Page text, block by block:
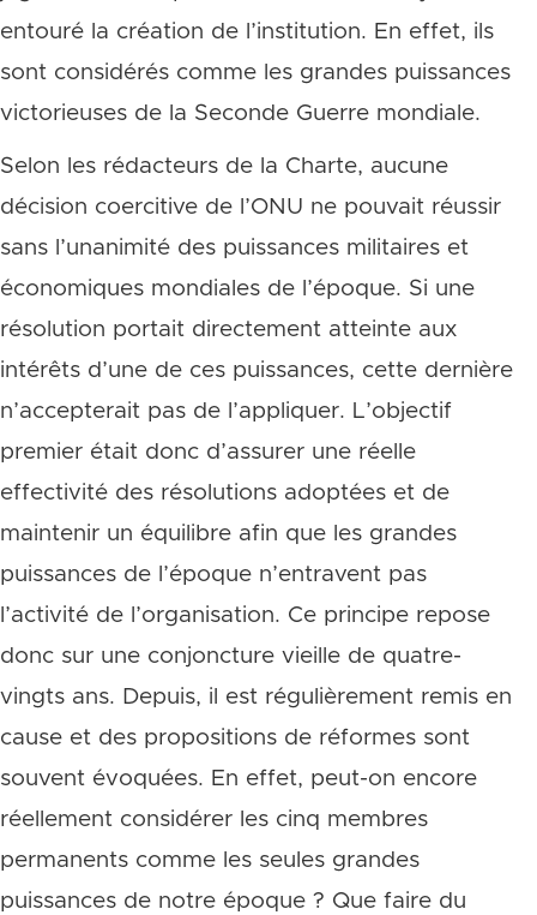
entouré la création de l’institution. En effet, ils
sont considérés comme les grandes puissances
victorieuses de la Seconde Guerre mondiale.
Selon les rédacteurs de la Charte, aucune
décision coercitive de l’ONU ne pouvait réussir
sans l’unanimité des puissances militaires et
économiques mondiales de l’époque. Si une
résolution portait directement atteinte aux
intérêts d’une de ces puissances, cette dernière
n’accepterait pas de l’appliquer. L’objectif
premier était donc d’assurer une réelle
effectivité des résolutions adoptées et de
maintenir un équilibre afin que les grandes
puissances de l’époque n’entravent pas
l’activité de l’organisation. Ce principe repose
donc sur une conjoncture vieille de quatre-
vingts ans. Depuis, il est régulièrement remis en
cause et des propositions de réformes sont
souvent évoquées. En effet, peut-on encore
réellement considérer les cinq membres
permanents comme les seules grandes
puissances de notre époque ? Que faire du